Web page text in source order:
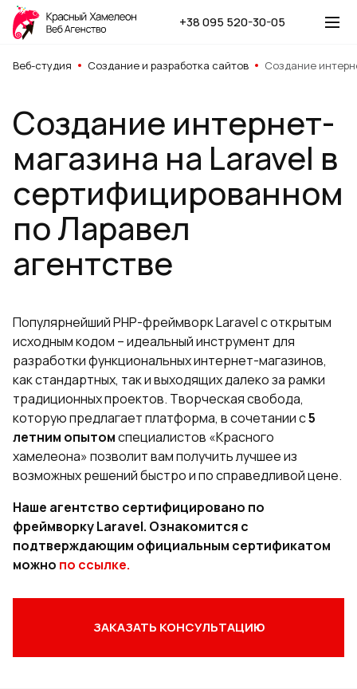
+38 095 520-30-05
Веб-студия Создание и разработка сайтов Создание
Создание интернет-
магазина на Laravel в
сертифицированном
по Ларавел
агентстве
Популярнейший PHP-фреймворк Laravel с открытым
исходным кодом – идеальный инструмент для
разработки функциональных интернет-магазинов,
как стандартных, так и выходящих далеко за рамки
традиционных проектов. Творческая свобода,
которую предлагает платформа, в сочетании с5
летним опытомспециалистов «Красного
хамелеона» позволит вам получить лучшее из
возможных решений быстро и по справедливой цене.
Наше агентство сертифицировано по
фреймворку Laravel. Ознакомится с
подтверждающим официальным сертификатом
можно по ссылке.
ЗАКАЗАТЬ КОНСУЛЬТАЦИЮ